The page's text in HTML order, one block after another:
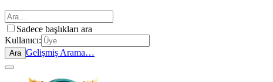
Sadece başlıkları ara
Kullanıcı:
Ara Gelişmiş Arama…